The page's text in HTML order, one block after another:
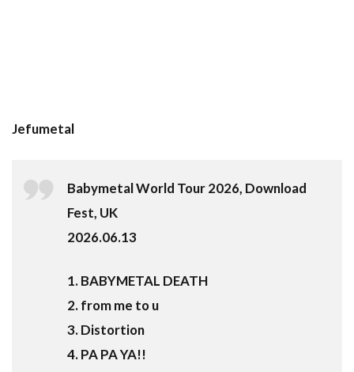
Jefumetal
Babymetal World Tour 2026, Download
Fest, UK
2026.06.13
1. BABYMETAL DEATH
2. from me to u
3. Distortion
4. PA PA YA!!